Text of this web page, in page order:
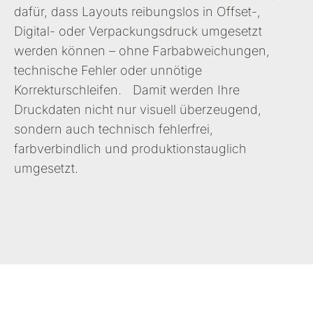
dafür, dass Layouts reibungslos in Offset-,
Digital- oder Verpackungsdruck umgesetzt
werden können – ohne Farbabweichungen,
technische Fehler oder unnötige
Korrekturschleifen. Damit werden Ihre
Druckdaten nicht nur visuell überzeugend,
sondern auch technisch fehlerfrei,
farbverbindlich und produktionstauglich
umgesetzt.